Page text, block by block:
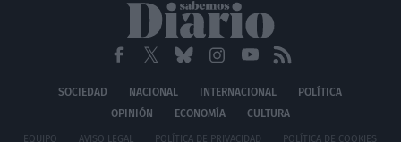
SOCIEDAD NACIONAL INTERNACIONAL
POLÍTICA
OPINIÓN
ECONOMÍA CULTURA
EQUIPO AVISO LEGAL POLÍTICA DE PRIVACIDAD POLÍTICA DE COOKIES